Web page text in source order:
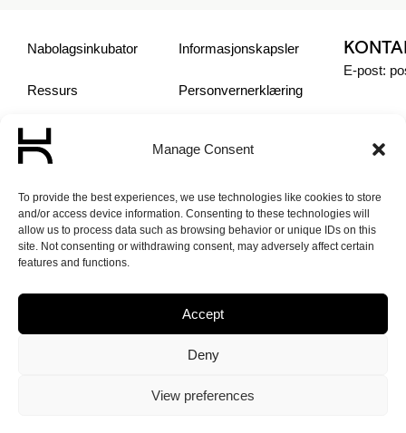
Manage Consent
To provide the best experiences, we use technologies like cookies to store
and/or access device information. Consenting to these technologies will
allow us to process data such as browsing behavior or unique IDs on this
site. Not consenting or withdrawing consent, may adversely affect certain
features and functions.
Accept
Deny
View preferences
Nabolagsinkubator
Ressurs
Sosiale Entreprenører
Aktuelt
Informasjonskapsler
Personvern­erklæring
E-post:
© 2026 Norge